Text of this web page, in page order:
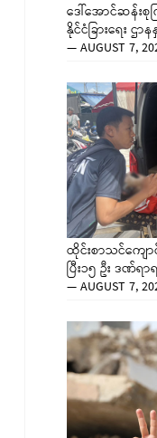
ဒေါ်အောင်ဆန်းစု
နိုင်ငံခြားရေး ဌ
—AUGUST 7,
ထိုင်းစာသင်ကျေ
ပြီး၁၅ ဦး ဒဏ်ရာရ
—AUGUST 7,